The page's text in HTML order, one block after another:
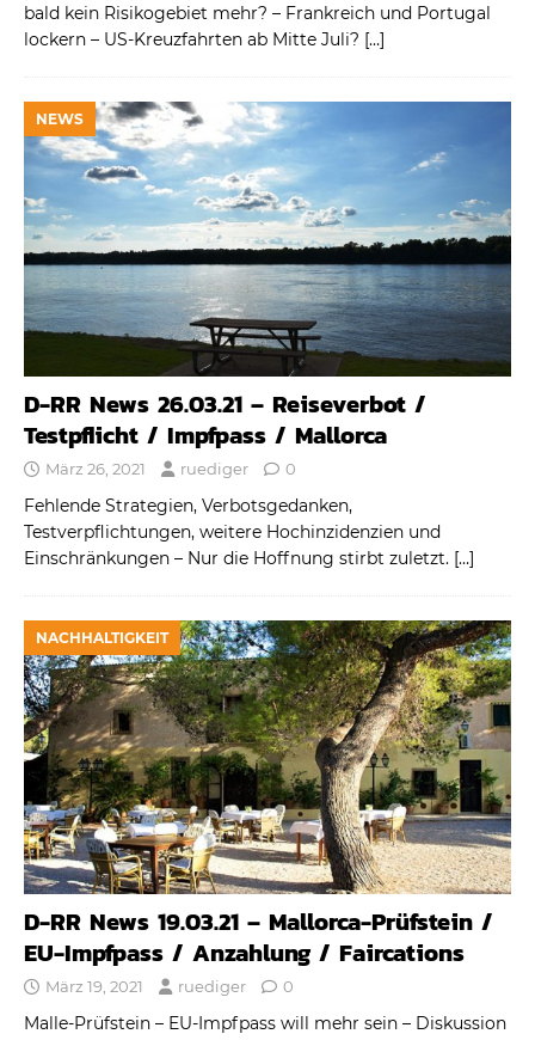
bald kein Risikogebiet mehr? – Frankreich und Portugal
lockern – US-Kreuzfahrten ab Mitte Juli? […]
NEWS
D-RR News 26.03.21 – Reiseverbot /
Testpflicht / Impfpass / Mallorca
März 26, 2021 ruediger 0
Fehlende Strategien, Verbotsgedanken,
Testverpflichtungen, weitere Hochinzidenzien und
Einschränkungen – Nur die Hoffnung stirbt zuletzt. […]
NACHHALTIGKEIT
D-RR News 19.03.21 – Mallorca-Prüfstein /
EU-Impfpass / Anzahlung / Faircations
März 19, 2021 ruediger 0
Malle-Prüfstein – EU-Impfpass will mehr sein – Diskussion